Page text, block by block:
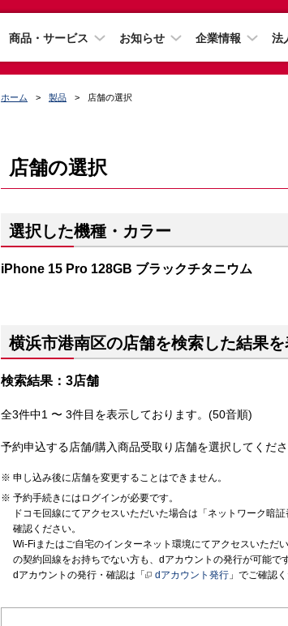
商品・サービス お知らせ 企業情報 法
ホーム 製品 店舗の選択
店舗の選択
選択した機種・カラー
iPhone 15 Pro 128GB ブラックチタニウム
横浜市港南区の店舗を検索した結果
検索結果：3店舗
全3件中1 〜 3件目を表示しております。(50音順)
予約申込する店舗/購入商品受取り店舗を選択してくださ
申し込み後に店舗を変更することはできません。
予約手続きにはログインが必要です。
ドコモ回線にてアクセスいただいた場合は「ネットワーク暗
確認ください。
Wi-Fiまたはご自宅のインターネット環境にてアクセスいただ
の契約回線をお持ちでない方も、dアカウントの発行が可能です
dアカウントの発行・確認は「
dアカウント発行 」でご確認く